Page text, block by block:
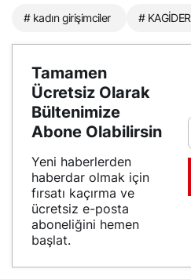
# kadın girişimciler # KAGİDER
Tamamen
Ücretsiz Olarak
Bültenimize
Abone Olabilirsin
Yeni haberlerden
haberdar olmak için
fırsatı kaçırma ve
ücretsiz e-posta
aboneliğini hemen
başlat.